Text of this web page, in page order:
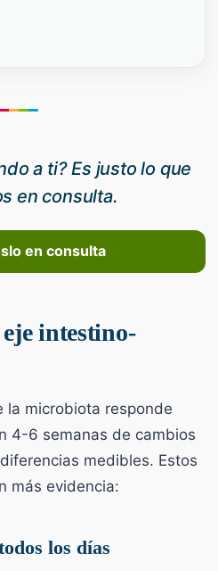
a ti? Es justo lo que
en consulta.
en consulta
intestino-
la microbiota responde
4-6 semanas de cambios
medibles. Estos
más evidencia:
los días